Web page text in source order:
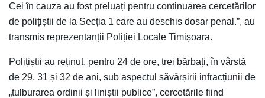
Cei în cauza au fost preluați pentru continuarea cercetărilor
de polițiștii de la Secția 1 care au deschis dosar penal.”, au
transmis reprezentanții Poliției Locale Timișoara.
Polițiștii au reținut, pentru 24 de ore, trei bărbați, în vârstă
de 29, 31 și 32 de ani, sub aspectul săvârșirii infracțiunii de
„tulburarea ordinii și liniștii publice”, cercetările fiind